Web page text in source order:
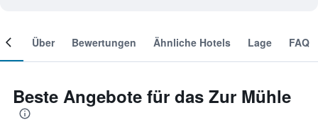
Über Bewertungen Ähnliche Hotels Lage FAQ
Beste Angebote für das Zur Mühle